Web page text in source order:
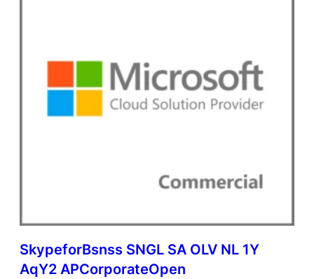
SkypeforBsnss SNGL SA OLV NL 1Y
AqY2 APCorporateOpen